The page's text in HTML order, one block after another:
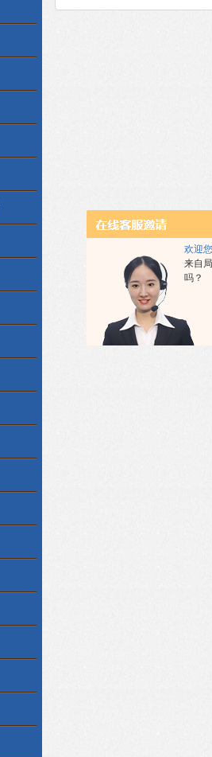
欢迎您
来自
吗？